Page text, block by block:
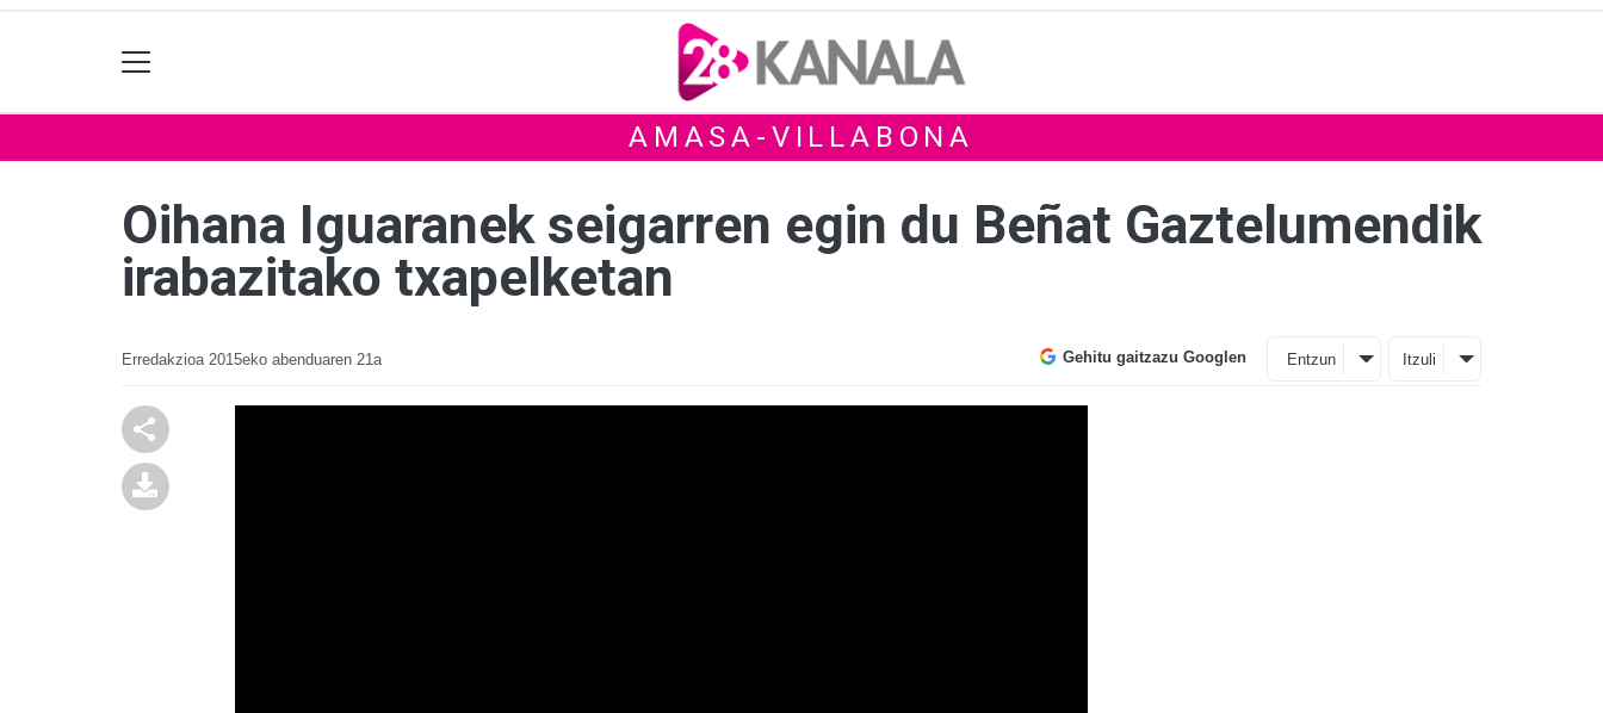
AMASA-VILLABONA
Oihana Iguaranek seigarren egin du Beñat Gaztelumendik
irabazitako txapelketan
Erredakzioa 2015eko abenduaren 21a Gehitu gaitzazu Googlen Entzun Itzuli